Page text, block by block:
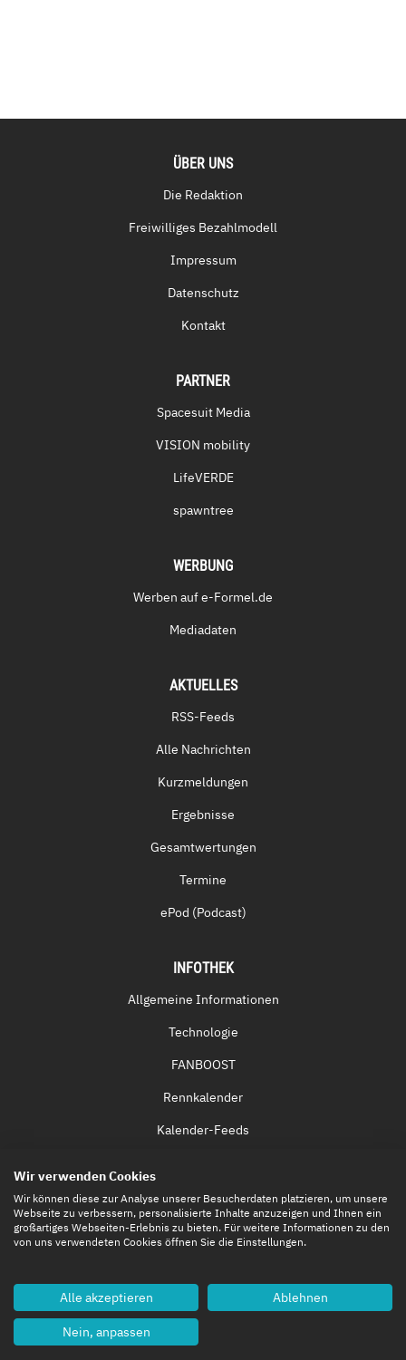
ÜBER UNS
Die Redaktion
Freiwilliges Bezahlmodell
Impressum
Datenschutz
Kontakt
PARTNER
Spacesuit Media
VISION mobility
LifeVERDE
spawntree
WERBUNG
Werben auf e-Formel.de
Mediadaten
AKTUELLES
RSS-Feeds
Alle Nachrichten
Kurzmeldungen
Ergebnisse
Gesamtwertungen
Termine
ePod (Podcast)
INFOTHEK
Allgemeine Informationen
Technologie
FANBOOST
Rennkalender
Kalender-Feeds
Eintrittskarten
Wir verwenden Cookies
Wir können diese zur Analyse unserer Besucherdaten platzieren, um unsere
Webseite zu verbessern, personalisierte Inhalte anzuzeigen und Ihnen ein
großartiges Webseiten-Erlebnis zu bieten. Für weitere Informationen zu den
von uns verwendeten Cookies öffnen Sie die Einstellungen.
Alle akzeptieren Ablehnen
Nein, anpassen